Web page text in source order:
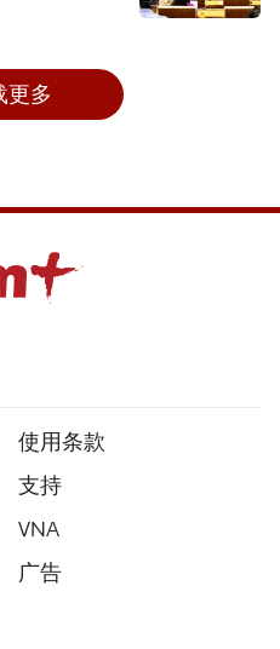
更多
使用条款
支持
VNA
广告